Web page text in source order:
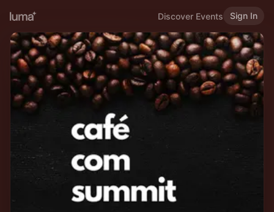
Discover Events Sign In